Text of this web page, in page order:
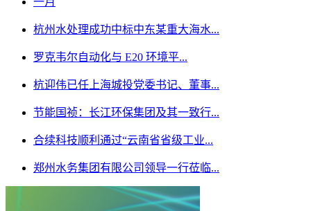
杭州水处理成功中标中东某重大海水...
罗克韦尔自动化与 E20 环境平...
杭迎伟已任上海城投党委书记、董事...
节能国祯：长江环保集团及其一致行...
合续科技顺利通过“云南省省级工业...
郑州水务集团有限公司领导一行莅临...